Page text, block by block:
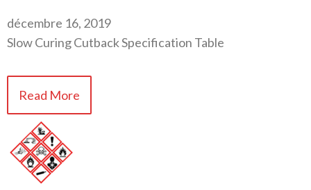
décembre 16, 2019
Slow Curing Cutback Specification Table
Read More